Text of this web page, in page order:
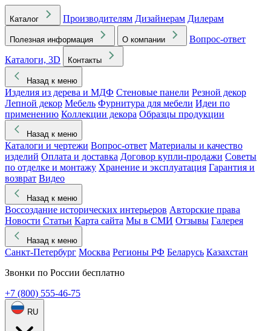
Каталог Производителям Дизайнерам Дилерам
Полезная информация О компании
Вопрос-ответ
Каталоги, 3D
Контакты
Назад к меню
Изделия из дерева и МДФ Стеновые панели Резной декор
Лепной декор Мебель Фурнитура для мебели Идеи по
применению Коллекции декора Образцы продукции
Назад к меню
Каталоги и чертежи Вопрос-ответ Материалы и качество
изделий Оплата и доставка Договор купли-продажи Советы
по отделке и монтажу Хранение и эксплуатация Гарантия и
возврат Видео
Назад к меню
Воссоздание исторических интерьеров Авторские права
Новости Статьи Карта сайта Мы в СМИ Отзывы Галерея
Назад к меню
Санкт-Петербург Москва Регионы РФ Беларусь Казахстан
Звонки по России бесплатно
+7 (800) 555-46-75
RU